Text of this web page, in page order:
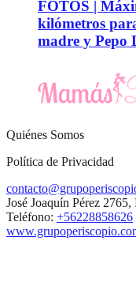
FOTOS |
kilómetros
madre y
Quiénes Somos
Política de Privacidad
José Joaquín Pérez 2765,
Teléfono: +56228858626